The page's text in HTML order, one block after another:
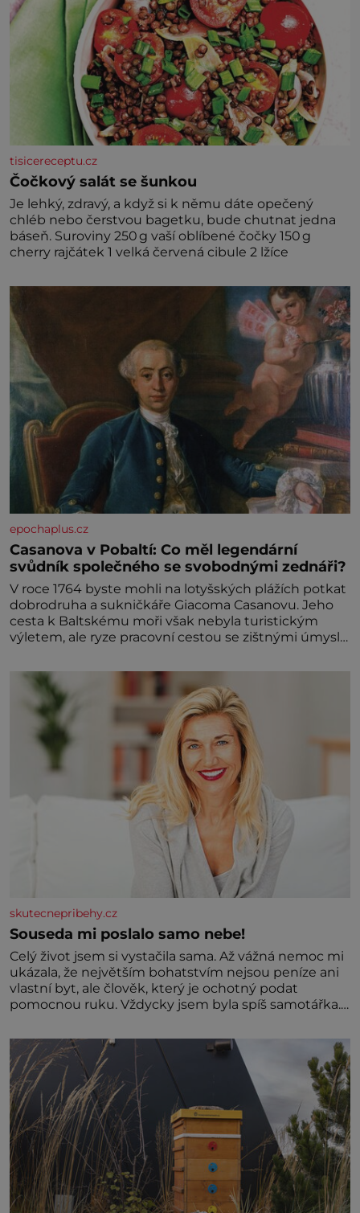
tisicereceptu.cz
Čočkový salát se šunkou
Je lehký, zdravý, a když si k němu dáte opečený
chléb nebo čerstvou bagetku, bude chutnat jedna
báseň. Suroviny 250 g vaší oblíbené čočky 150 g
cherry rajčátek 1 velká červená cibule 2 lžíce
epochaplus.cz
Casanova v Pobaltí: Co měl legendární
svůdník společného se svobodnými zednáři?
V roce 1764 byste mohli na lotyšských plážích potkat
dobrodruha a sukničkáře Giacoma Casanovu. Jeho
cesta k Baltskému moři však nebyla turistickým
výletem, ale ryze pracovní cestou se zištnými úmysly.
procházel uličkami lotyšské Rigy? Casanova v Pobaltí
kontaktoval tamní zednářské lóže. Nebyl v této
oblasti žádným nováčkem, protože do zednářské
skutecnepribehy.cz
Souseda mi poslalo samo nebe!
Celý život jsem si vystačila sama. Až vážná nemoc mi
ukázala, že největším bohatstvím nejsou peníze ani
vlastní byt, ale člověk, který je ochotný podat
pomocnou ruku. Vždycky jsem byla spíš samotářka.
ani partnera. Stačily mi knihy, práce a hlavně klid.
Hned po studiích jsem odešla z rodného města,